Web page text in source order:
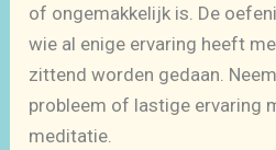
of ongemakkelijk is. De
wie al enige ervaring heeft
zittend worden gedaan.
probleem of lastige ervaring
meditatie.